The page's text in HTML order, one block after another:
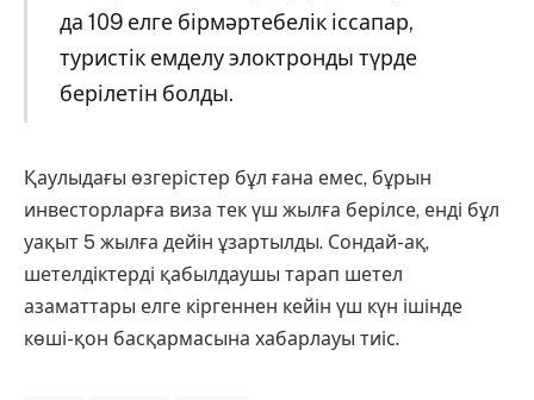
да 109 елге бірмәртебелік іссапар,
туристік емделу элоктронды түрде
берілетін болды.
Қаулыдағы өзгерістер бұл ғана емес, бұрын
инвесторларға виза тек үш жылға берілсе, енді бұл
уақыт 5 жылға дейін ұзартылды. Сондай-ақ,
шетелдіктерді қабылдаушы тарап шетел
азаматтары елге кіргеннен кейін үш күн ішінде
көші-қон басқармасына хабарлауы тиіс.